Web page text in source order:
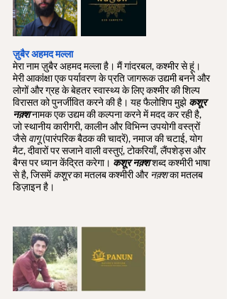
ज़ुबैर अहमद मल्ला
मेरा नाम ज़ुबैर अहमद मल्ला है। मैं गांदरबल, कश्मीर से हूं।
मेरी आकांक्षा एक पर्यावरण के प्रति जागरूक उद्यमी बनने और
लोगों और ग्रह के बेहतर स्वास्थ्य के लिए कश्मीर की शिल्प
विरासत को पुनर्जीवित करने की है। यह फैलोशिप मुझे कशूर
नक़्श नामक एक उद्यम की कल्पना करने में मदद कर रही है,
जो स्थानीय कारीगरी, कालीन और विभिन्न उपयोगी वस्त्रों
जैसे वागू (पारंपरिक बैठक की चादरें), नमाज की चटाई, योग
मैट, दीवारों पर सजाने वाली वस्तुएं, टोकरियाँ, लैंपशेड्स और
बैग्स पर ध्यान केंद्रित करेगा। कशूर नक़्श शब्द कश्मीरी भाषा
से है, जिसमें कशूर का मतलब कश्मीरी और नक़्श का मतलब
डिज़ाइन है।